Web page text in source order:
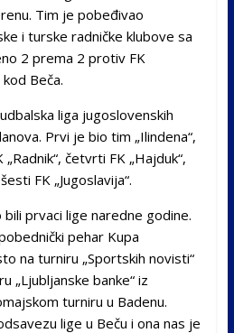
Tim je pobeđivao
i turske radničke klubove sa
2 prema 2 protiv FK
kod Beča.
liga jugoslovenskih
Prvi je bio tim „Ilindena“,
četvrti FK „Hajduk“,
FK „Jugoslavija“.
prvaci lige naredne godine.
pehar Kupa
na turniru „Sportskih novisti“
„Ljubljanske banke“ iz
turniru u Badenu.
lige u Beču i ona nas je